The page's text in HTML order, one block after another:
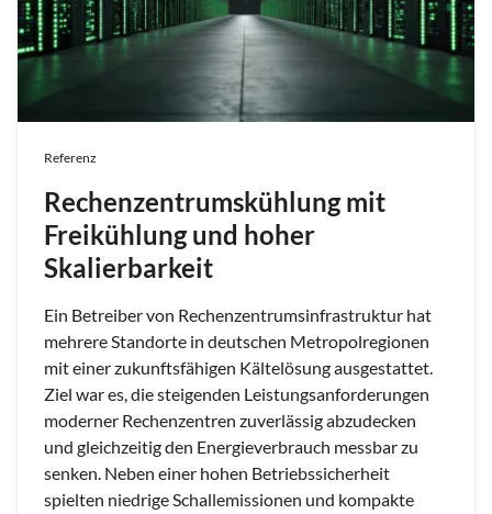
Referenz
Rechenzentrumskühlung mit
Freikühlung und hoher
Skalierbarkeit
Ein Betreiber von Rechenzentrumsinfrastruktur hat
mehrere Standorte in deutschen Metropolregionen
mit einer zukunftsfähigen Kältelösung ausgestattet.
Ziel war es, die steigenden Leistungsanforderungen
moderner Rechenzentren zuverlässig abzudecken
und gleichzeitig den Energieverbrauch messbar zu
senken. Neben einer hohen Betriebssicherheit
spielten niedrige Schallemissionen und kompakte